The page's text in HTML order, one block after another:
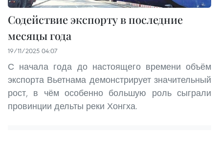
Содействие экспорту в последние
месяцы года
19/11/2025 04:07
С начала года до настоящего времени объём
экспорта Вьетнама демонстрирует значительный
рост, в чём особенно большую роль сыграли
провинции дельты реки Хонгха.